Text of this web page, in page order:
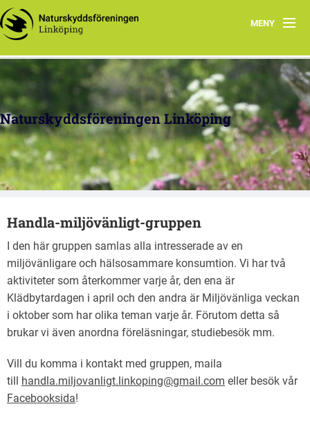
MENY
Hem
Arbetsgrupper
Politisk påverkan
Kretstidningen
Föreningsdokument
Naturskyddsföreningen Linköping
Handla-miljövänligt-gruppen
I den här gruppen samlas alla intresserade av en
miljövänligare och hälsosammare konsumtion. Vi har två
aktiviteter som återkommer varje år, den ena är
Klädbytardagen i april och den andra är Miljövänliga veckan
i oktober som har olika teman varje år. Förutom detta så
brukar vi även anordna föreläsningar, studiebesök mm.
Vill du komma i kontakt med gruppen, maila
till handla.miljovanligt.linkoping@gmail.com eller besök vår
Facebooksida!